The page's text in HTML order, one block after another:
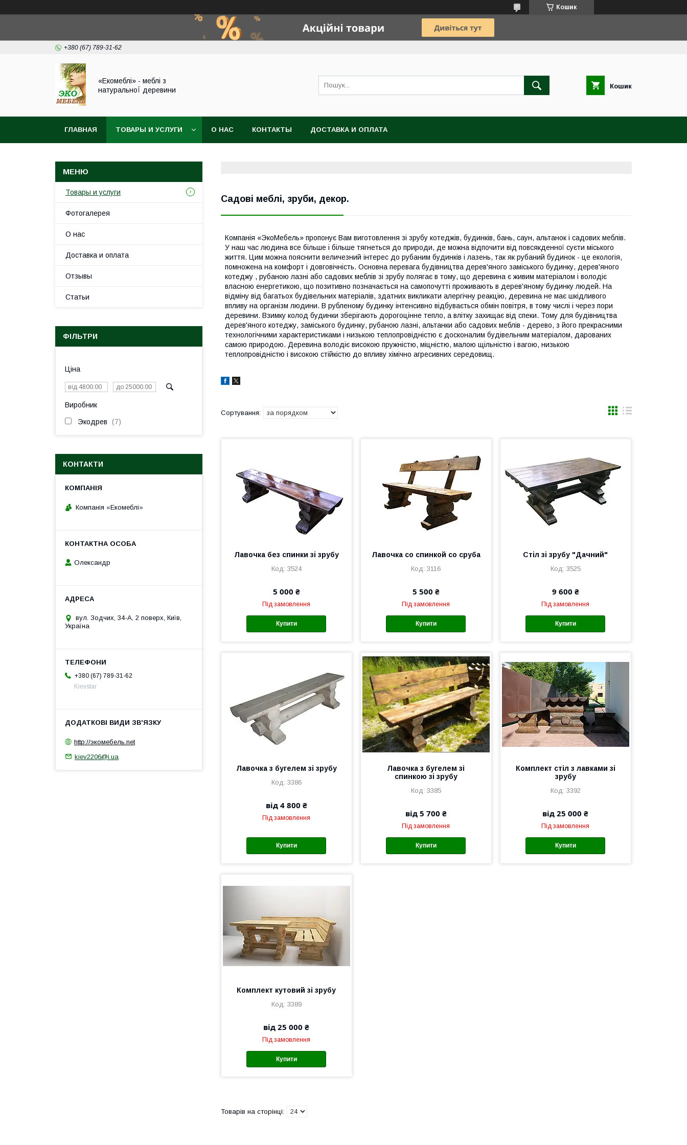
Кошик
+380 (67) 789-31-62
«Екомеблі» - меблі з
натуральноЇ деревини
Кошик
ГЛАВНАЯ ТОВАРЫ И УСЛУГИ О НАС КОНТАКТЫ ДОСТАВКА И ОПЛАТА
Садові меблі, зруби, декор.
Компанія «ЭкоМебель» пропонує Вам виготовлення зі зрубу котеджів, будинків, бань, саун, альтанок і садових меблів.
У наш час людина все більше і більше тягнеться до природи, де можна відпочити від повсякденної суєти міського
життя. Цим можна пояснити величезний інтерес до рубаним будинків і лазень, так як рубаний будинок - це екологія,
помножена на комфорт і довговічність. Основна перевага будівництва дерев'яного заміського будинку, дерев'яного
котеджу , рубаною лазні або садових меблів зі зрубу полягає в тому, що деревина є живим матеріалом і володіє
власною енергетикою, що позитивно позначається на самопочутті проживають в дерев'яному будинку людей. На
відміну від багатьох будівельних матеріалів, здатних викликати алергічну реакцію, деревина не має шкідливого
впливу на організм людини. В рубленому будинку інтенсивно відбувається обмін повітря, в тому числі і через пори
деревини. Взимку колод будинки зберігають дорогоцінне тепло, а влітку захищає від спеки. Тому для будівництва
дерев'яного котеджу, заміського будинку, рубаною лазні, альтанки або садових меблів - дерево, з його прекрасними
технологічними характеристиками і низькою теплопровідністю є досконалим будівельним матеріалом, дарованих
самою природою. Деревина володіє високою пружністю, міцністю, малою щільністю і вагою, низькою
теплопровідністю і високою стійкістю до впливу хімічно агресивних середовищ.
Лавочка без спинки зі зрубу
3524
5 000 ₴
Під замовлення
Купити
Лавочка со спинкой со сруба
3116
5 500 ₴
Під замовлення
Купити
Стіл зі зрубу "Дачний"
3525
9 600 ₴
Під замовлення
Купити
Лавочка з бугелем зі зрубу
3386
від 4 800 ₴
Під замовлення
Купити
Лавочка з бугелем зі
спинкою зі зрубу
3385
від 5 700 ₴
Під замовлення
Купити
Комплект стіл з лавками зі
зрубу
3392
від 25 000 ₴
Під замовлення
Купити
Комплект кутовий зі зрубу
3389
від 25 000 ₴
Під замовлення
Купити
Товары и услуги
Фотогалерея
О нас
Доставка и оплата
Отзывы
Статьи
ФІЛЬТРИ
Ціна
Виробник
Экодрев 7
КОНТАКТИ
Компанія «Екомеблі»
Олександр
вул. Зодчих, 34-А, 2 поверх, Київ,
Україна
+380 (67) 789-31-62
Kievstar
http://экомебель.net
kiev2206@i.ua